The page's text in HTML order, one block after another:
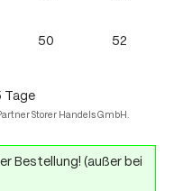
50 52
Tage
Storer Handels GmbH.
Bestellung! (außer bei